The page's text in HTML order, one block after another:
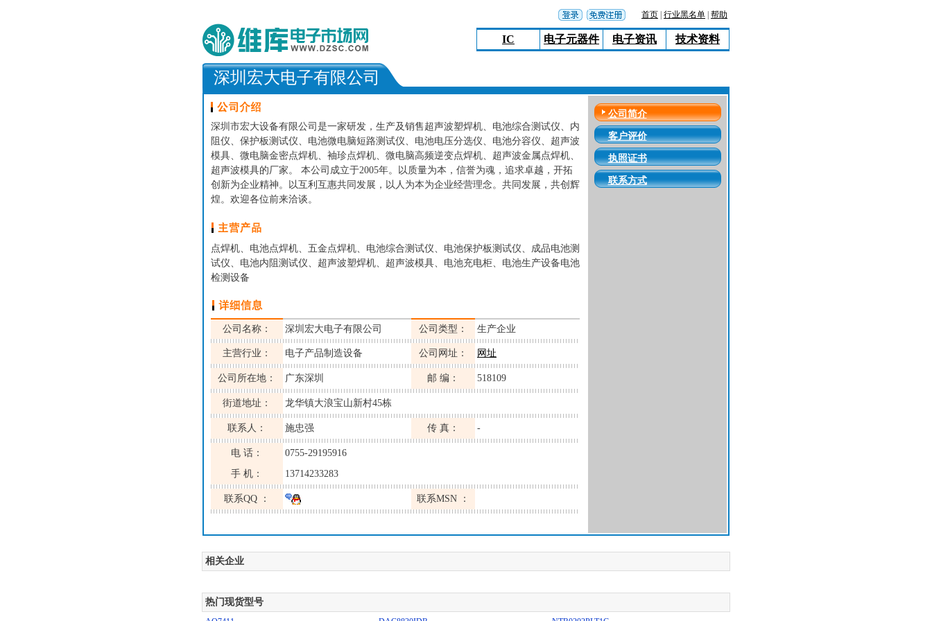
首页 行业黑名单 帮助
IC 电子元器件 电子资讯 技术资料
深圳宏大电子有限公司
深圳市宏大设备有限公司是一家研发，生产及销售超声波塑焊机、电池综合测试仪、内
阻仪、保护板测试仪、电池微电脑短路测试仪、电池电压分选仪、电池分容仪、超声波
模具、微电脑金密点焊机、袖珍点焊机、微电脑高频逆变点焊机、超声波金属点焊机、
超声波模具的厂家。 本公司成立于2005年。以质量为本，信誉为魂，追求卓越，开拓
创新为企业精神。以互利互惠共同发展，以人为本为企业经营理念。共同发展，共创辉
煌。欢迎各位前来洽谈。
点焊机、电池点焊机、五金点焊机、电池综合测试仪、电池保护板测试仪、成品电池测
试仪、电池内阻测试仪、超声波塑焊机、超声波模具、电池充电柜、电池生产设备电池
检测设备
公司名称： 深圳宏大电子有限公司 公司类型： 生产企业
主营行业： 电子产品制造设备 公司网址： 网址
公司所在地： 广东深圳 邮 编： 518109
街道地址： 龙华镇大浪宝山新村45栋
联系人： 施忠强 传 真： -
电 话：
0755-29195916
手 机：
13714233283
联系QQ ： 联系MSN ：
公司简介
客户评价
执照证书
联系方式
相关企业
热门现货型号